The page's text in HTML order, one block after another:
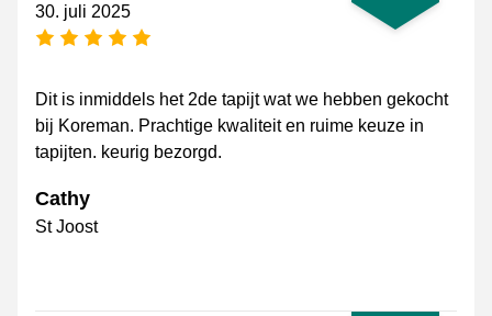
30. juli 2025
[_General:NumberOfStarsPluralFormat]
Dit is inmiddels het 2de tapijt wat we hebben gekocht
bij Koreman. Prachtige kwaliteit en ruime keuze in
tapijten. keurig bezorgd.
Cathy
St Joost